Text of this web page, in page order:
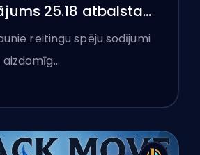
25.18 atbalsta
un boostēšanas
reitingu spēju sodījumi